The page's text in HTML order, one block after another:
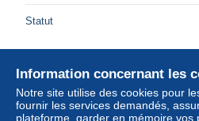
Statut
Nouveau
Information concernant les
Notre site utilise des cookies pour
fournir les services demandés,
plateforme, garder en mémoire